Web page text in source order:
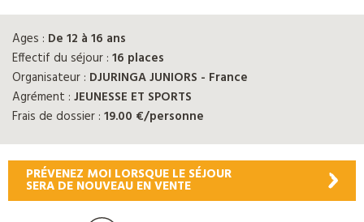
Ages : De 12 à 16 ans
Effectif du séjour : 16 places
Organisateur : DJURINGA JUNIORS - France
Agrément : JEUNESSE ET SPORTS
Frais de dossier : 19.00 €/personne
PRÉVENEZ MOI LORSQUE LE SÉJOUR
SERA DE NOUVEAU EN VENTE